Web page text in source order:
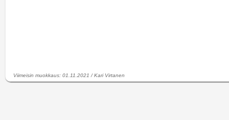
Viimeisin muokkaus: 01.11.2021 /Kari Virtanen